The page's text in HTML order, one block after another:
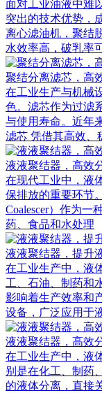
面对工业油液中难
突出的技术优势，
离心滤油机，聚结
水效率高，破乳率
聚结分离滤芯，高
在工业生产与机械
色。滤芯作为过滤
与使用寿命。近年
滤芯 凭借其高效、
液液聚结器，高效
在现代工业中，液
保排放的重要环节
Coalescer）作为一
药、食品和水处理
液液聚结器，提升
在工业生产中，液
工、石油、制药和
影响着生产效率和
设备，广泛应用于
液液聚结器，高效
在工业生产中，液
别是在化工、制药
的液体分离，直接